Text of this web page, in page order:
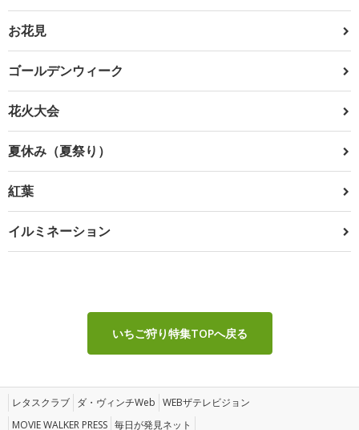
お花見
ゴールデンウィーク
花火大会
夏休み（夏祭り）
紅葉
イルミネーション
いちご狩り特集TOPへ戻る
レタスクラブ ダ・ヴィンチWeb WEBザテレビジョン
MOVIE WALKER PRESS 毎日が発見ネット